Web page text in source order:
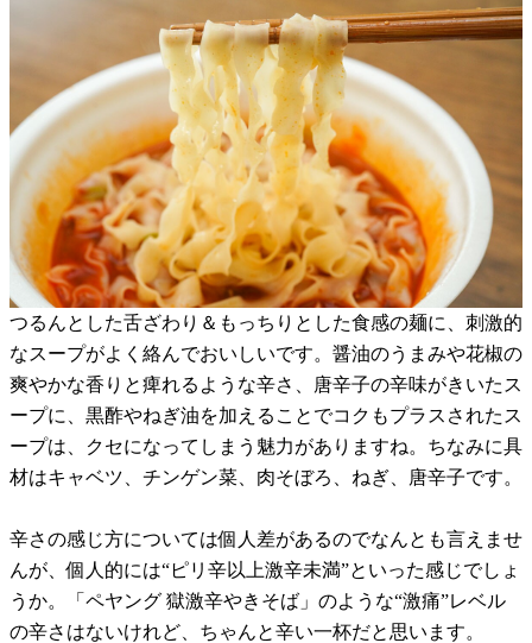
つるんとした舌ざわり＆もっちりとした食感の麺に、刺激的
なスープがよく絡んでおいしいです。醤油のうまみや花椒の
爽やかな香りと痺れるような辛さ、唐辛子の辛味がきいたス
ープに、黒酢やねぎ油を加えることでコクもプラスされたス
ープは、クセになってしまう魅力がありますね。ちなみに具
材はキャベツ、チンゲン菜、肉そぼろ、ねぎ、唐辛子です。
辛さの感じ方については個人差があるのでなんとも言えませ
んが、個人的には“ピリ辛以上激辛未満”といった感じでしょ
うか。「ペヤング 獄激辛やきそば」のような“激痛”レベル
の辛さはないけれど、ちゃんと辛い一杯だと思います。